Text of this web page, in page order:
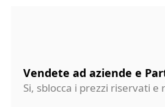
Vendete ad aziende e
Si, sblocca i prezzi riservati